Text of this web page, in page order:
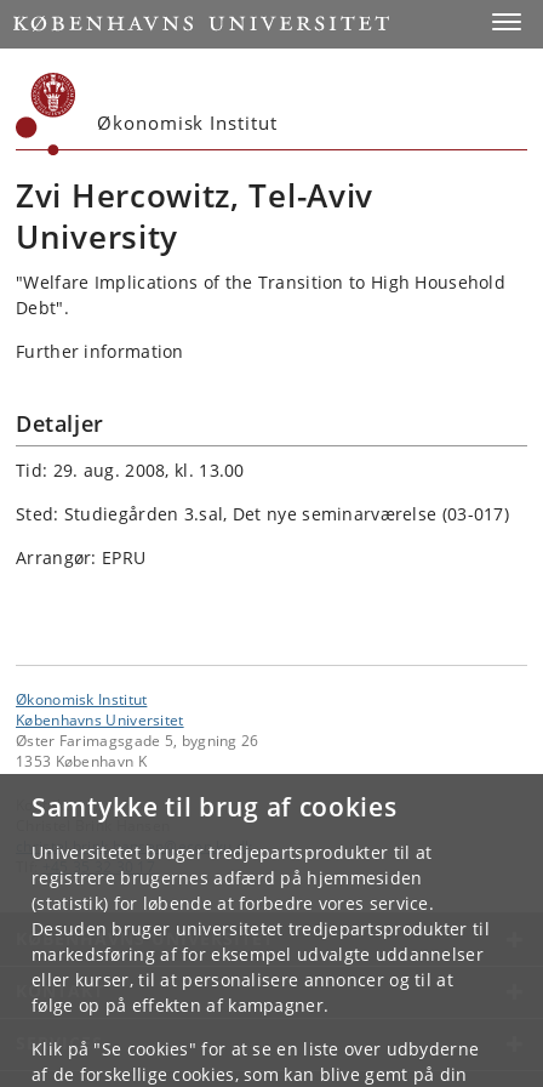
Samtykke til brug af cookies
Universitetet bruger tredjepartsprodukter til at
registrere brugernes adfærd på hjemmesiden
(statistik) for løbende at forbedre vores service.
Desuden bruger universitetet tredjepartsprodukter til
markedsføring af for eksempel udvalgte uddannelser
eller kurser, til at personalisere annoncer og til at
følge op på effekten af kampagner.
Klik på "Se cookies" for at se en liste over udbyderne
af de forskellige cookies, som kan blive gemt på din
Start
Økonomisk Institut
Zvi Hercowitz, Tel-Aviv
University
"Welfare Implications of the Transition to High Household
Debt".
Further information
Detaljer
Tid: 29. aug. 2008, kl. 13.00
Sted: Studiegården 3.sal, Det nye seminarværelse (03-017)
Arrangør: EPRU
Økonomisk Institut
Københavns Universitet
Øster Farimagsgade 5, bygning 26
1353 København K
Kontakt:
Christel Brink Hansen
christel.brink.hansen@econ.ku .dk
KØBENHAVNS UNIVERSITET
KONTAKT
SERVICES